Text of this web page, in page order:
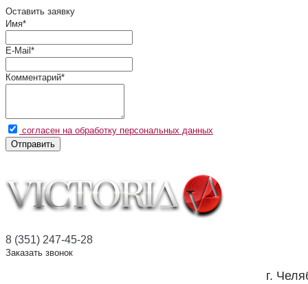
Оставить заявку
Имя*
E-Mail *
Комментарий*
согласен на обработку персональных данных
Отправить
8 (351) 247-45-28
Заказать звонок
г.